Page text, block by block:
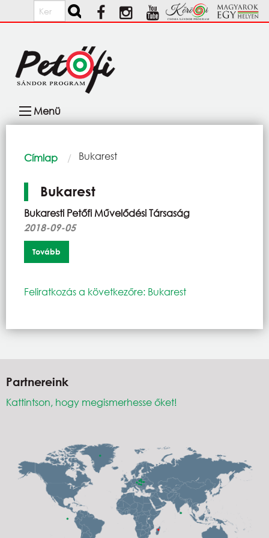
Ugrás a tartalomra
Keresés
navigáció
Menü
Morzsa
Címlap Current:
Bukarest
Bukarest
Bukaresti Petőfi Művelődési Társaság
2018-09-05
Tovább
Feliratkozás a következőre: Bukarest
Partnereink
Kattintson, hogy megismerhesse őket!